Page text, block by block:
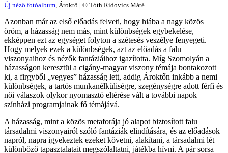
Új néző fotóalbum , Ároktő | © Tóth Ridovics Máté
Azonban már az első előadás felveti, hogy hiába a nagy közös
öröm, a házasság nem más, mint különbségek egybekelése,
ekképpen ezt az egységet folyton a szétesés veszélye fenyegeti.
Hogy melyek ezek a különbségek, azt az előadás a falu
viszonyaihoz és nézők fantáziáihoz igazította. Míg Szomolyán a
házasságon keresztül a cigány-magyar viszony témája bontakozott
ki, a firgyből „vegyes” házasság lett, addig Ároktőn inkább a nemi
különbségek, a tartós munkanélküliségre, szegénységre adott férfi és
női válaszok olykor nyomasztó eltérése vált a további napok
színházi programjainak fő témájává.
A házasság, mint a közös metaforája jó alapot biztosított falu
társadalmi viszonyairól szóló fantáziák elindítására, és az előadások
napról, napra igyekeztek ezeket követni, alakítani, a társadalmi lét
különböző tapasztalatait megszólaltatni, játékba hívni. A pár sorsa